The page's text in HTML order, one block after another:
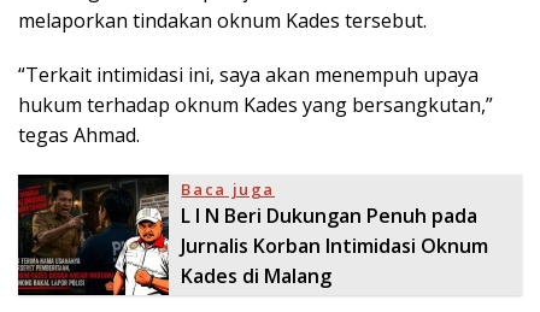
melaporkan tindakan oknum Kades tersebut.
“Terkait intimidasi ini, saya akan menempuh upaya
hukum terhadap oknum Kades yang bersangkutan,”
tegas Ahmad.
Baca juga
L I N Beri Dukungan Penuh pada
Jurnalis Korban Intimidasi Oknum
Kades di Malang